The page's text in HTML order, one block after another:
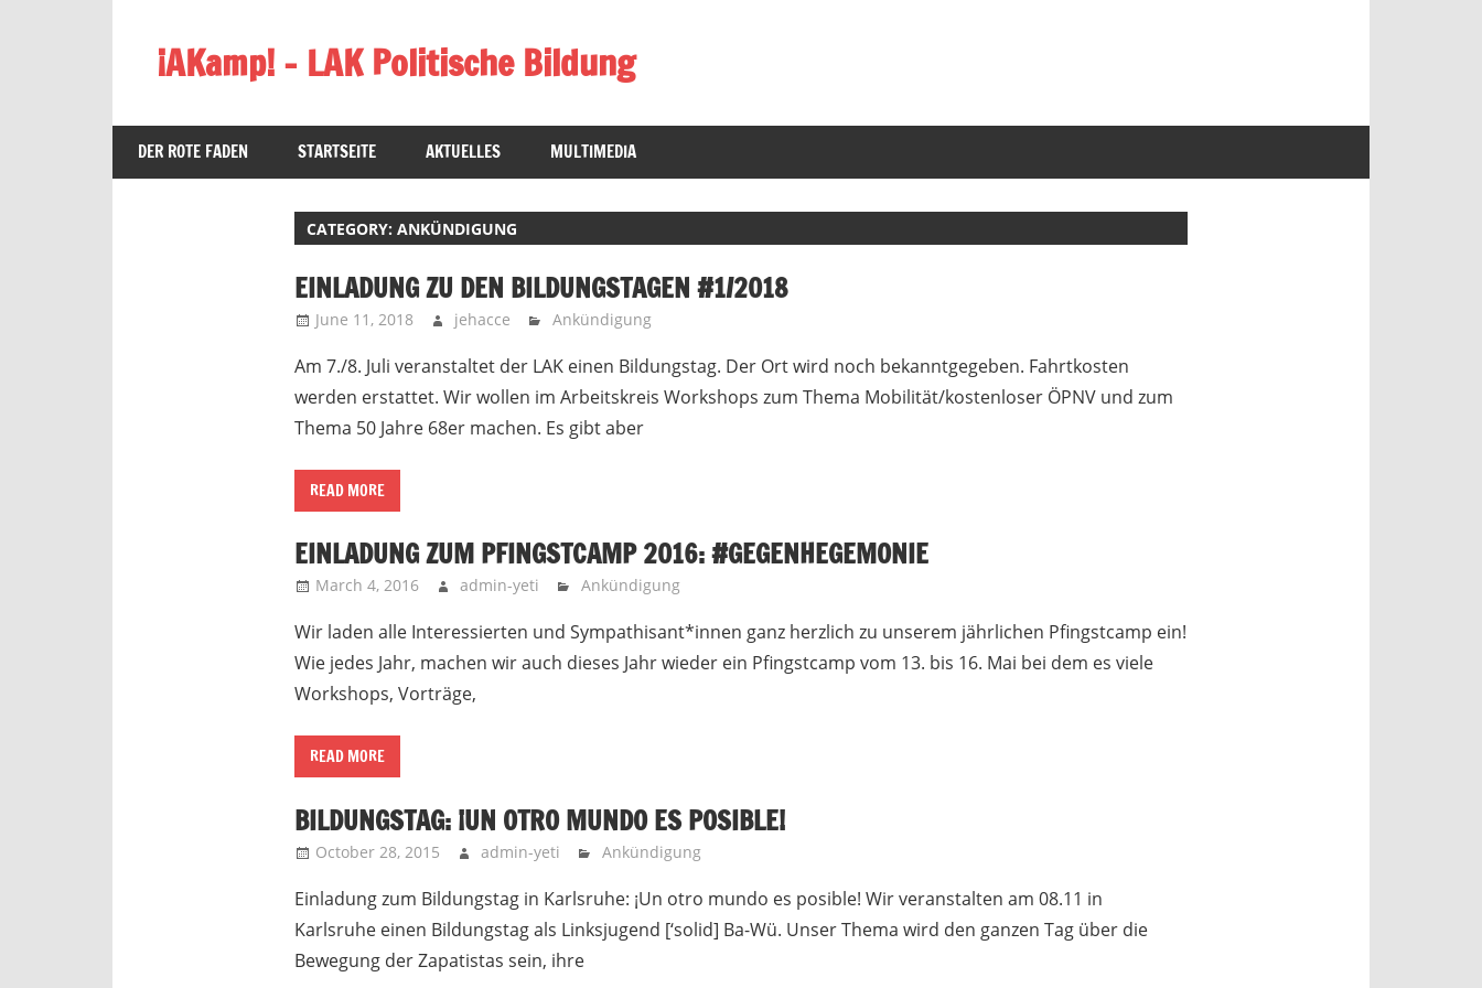
content¡AKamp! – LAK Politische Bildung
von
Bildungstagen,
Kongressen,
DER ROTE FADEN STARTSEITE AKTUELLES MULTIMEDIA
CATEGORY:ANKÜNDIGUNG
EINLADUNG ZU DEN BILDUNGSTAGEN #1/2018
June 11, 2018 jehacce Ankündigung
Am 7./8. Juli veranstaltet der LAK einen Bildungstag. Der Ort wird noch bekanntgegeben. Fahrtkosten
werden erstattet. Wir wollen im Arbeitskreis Workshops zum Thema Mobilität/kostenloser ÖPNV und zum
Thema 50 Jahre 68er machen. Es gibt aber
READ MORE
EINLADUNG ZUM PFINGSTCAMP 2016: #GEGENHEGEMONIE
March 4, 2016 admin-yeti Ankündigung
Wir laden alle Interessierten und Sympathisant*innen ganz herzlich zu unserem jährlichen Pfingstcamp ein!
Wie jedes Jahr, machen wir auch dieses Jahr wieder ein Pfingstcamp vom 13. bis 16. Mai bei dem es viele
Workshops, Vorträge,
READ MORE
BILDUNGSTAG: ¡UN OTRO MUNDO ES POSIBLE!
October 28, 2015 admin-yeti Ankündigung
Einladung zum Bildungstag in Karlsruhe: ¡Un otro mundo es posible! Wir veranstalten am 08.11 in
Karlsruhe einen Bildungstag als Linksjugend [‘solid] Ba-Wü. Unser Thema wird den ganzen Tag über die
Bewegung der Zapatistas sein, ihre